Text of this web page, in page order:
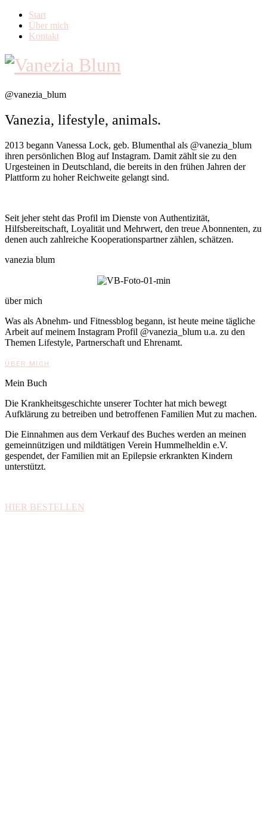
Start
Über mich
Kontakt
@vanezia_blum
Vanezia, lifestyle, animals.
2013 begann Vanessa Lock, geb. Blumenthal als @vanezia_blum
ihren persönlichen Blog auf Instagram. Damit zählt sie zu den
Urgesteinen in Deutschland, die bereits in den frühen Jahren der
Plattform zu hoher Reichweite gelangt sind.
Seit jeher steht das Profil im Dienste von Authentizität,
Hilfsbereitschaft, Loyalität und Mehrwert, den treue Abonnenten, zu
denen auch zahlreiche Kooperationspartner zählen, schätzen.
vanezia blum
über mich
Was als Abnehm- und Fitnessblog begann, ist heute meine tägliche
Arbeit auf meinem Instagram Profil @vanezia_blum u.a. zu den
Themen Lifestyle, Partnerschaft und Ehrenamt.
ÜBER MICH
Mein Buch
Die Krankheitsgeschichte unserer Tochter hat mich bewegt
Aufklärung zu betreiben und betroffenen Familien Mut zu machen.
Die Einnahmen aus dem Verkauf des Buches werden an meinen
gemeinnützigen und mildtätigen Verein Hummelheldin e.V.
gespendet, der Familien mit an Epilepsie erkrankten Kindern
unterstützt.
HIER BESTELLEN